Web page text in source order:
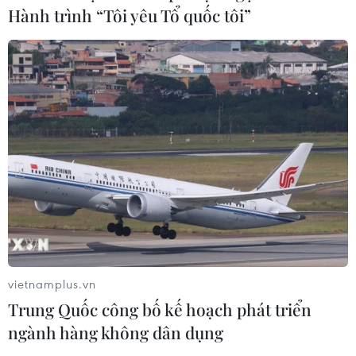
Xem thêm
CƠ QUAN CHỦ QUẢN: THÔNG TẤN XÃ VIỆT NAM
Tổng Biên tập: TRẦN TIẾN DUẨN
Phó Tổng Biên tập: NGUYỄN THỊ TÁM, KHÚC THANH
THỦY
Sở hữu trí tuệ
Quy định sử dụng
RSS
Hỗ trợ
Hành trình “Tôi yêu Tổ quốc tôi”
vietnamplus.vn
Trung Quốc công bố kế hoạch phát triển
ngành hàng không dân dụng